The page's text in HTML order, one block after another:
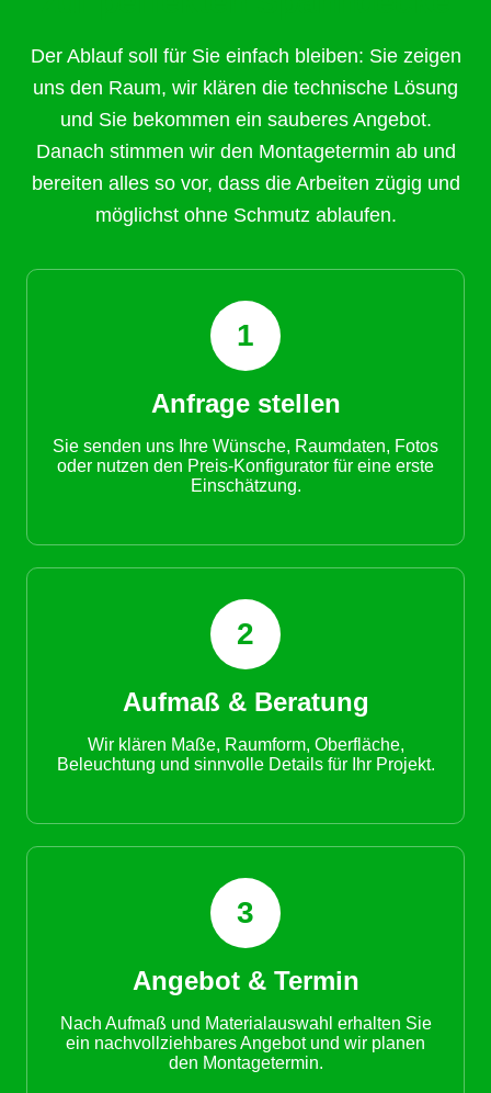
Der Ablauf soll für Sie einfach bleiben: Sie zeigen
uns den Raum, wir klären die technische Lösung
und Sie bekommen ein sauberes Angebot.
Danach stimmen wir den Montagetermin ab und
bereiten alles so vor, dass die Arbeiten zügig und
möglichst ohne Schmutz ablaufen.
1
Anfrage stellen
Sie senden uns Ihre Wünsche, Raumdaten, Fotos
oder nutzen den Preis-Konfigurator für eine erste
Einschätzung.
2
Aufmaß & Beratung
Wir klären Maße, Raumform, Oberfläche,
Beleuchtung und sinnvolle Details für Ihr Projekt.
3
Angebot & Termin
Nach Aufmaß und Materialauswahl erhalten Sie
ein nachvollziehbares Angebot und wir planen
den Montagetermin.